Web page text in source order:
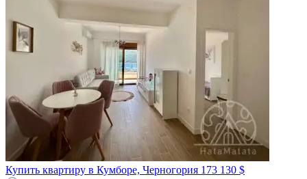
Купить квартиру в Кумборе, Черногория 173 130 $